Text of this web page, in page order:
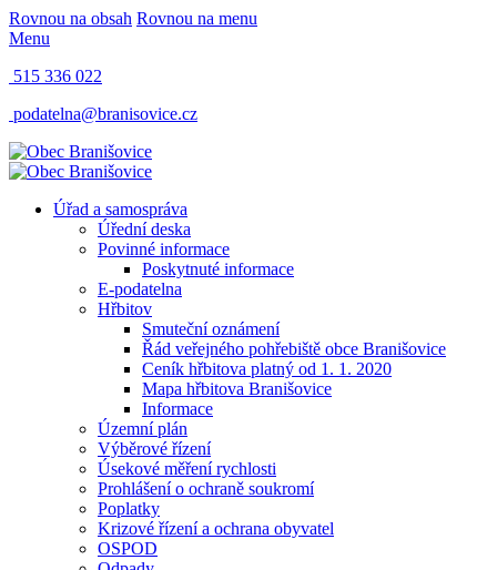
Rovnou na obsah Rovnou na menu
Menu
515 336 022
podatelna@branisovice.cz
Úřad a samospráva
Úřední deska
Povinné informace
Poskytnuté informace
E-podatelna
Hřbitov
Smuteční oznámení
Řád veřejného pohřebiště obce Branišovice
Ceník hřbitova platný od 1. 1. 2020
Mapa hřbitova Branišovice
Informace
Územní plán
Výběrové řízení
Úsekové měření rychlosti
Prohlášení o ochraně soukromí
Poplatky
Krizové řízení a ochrana obyvatel
OSPOD